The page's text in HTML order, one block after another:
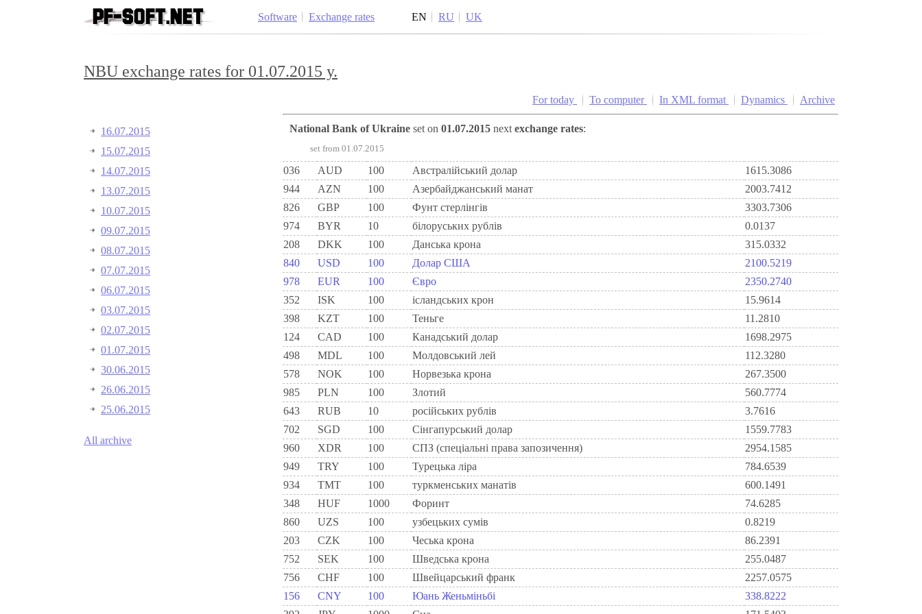
Software Exchange rates EN RU UK
NBU exchange rates for 01.07.2015 y.
16.07.2015
15.07.2015
14.07.2015
13.07.2015
10.07.2015
09.07.2015
08.07.2015
07.07.2015
06.07.2015
03.07.2015
02.07.2015
01.07.2015
30.06.2015
26.06.2015
25.06.2015
All archive
For today To computer In XML format Dynamics Archive
National Bank of Ukraine set on 01.07.2015 next exchange rates:
set from 01.07.2015
036 AUD 100 Австралійський долар
1615.3086
944
AZN 100 Азербайджанський манат
2003.7412
826
GBP 100 Фунт стерлінгів
3303.7306
974
BYR 10 білоруських рублів
0.0137
208
DKK 100 Данська крона
315.0332
840
USD 100 Долар США
2100.5219
978
EUR 100 Євро
2350.2740
352
ISK 100 ісландських крон
15.9614
398
KZT 100 Теньге
11.2810
124
CAD 100 Канадський долар
1698.2975
498
MDL 100 Молдовський лей
112.3280
578
NOK 100 Норвезька крона
267.3500
985
PLN 100 Злотий
560.7774
643
RUB 10 російських рублів
3.7616
702
SGD 100 Сінгапурський долар
1559.7783
960
XDR 100 СПЗ (спеціальні права запозичення)
2954.1585
949
TRY 100 Турецька ліра
784.6539
934
TMT 100 туркменських манатів
600.1491
348
HUF 1000 Форинт
74.6285
860
UZS 100 узбецьких сумів
0.8219
203
CZK 100 Чеська крона
86.2391
752
SEK 100 Шведська крона
255.0487
756
CHF 100 Швейцарський франк
2257.0575
156
CNY 100 Юань Женьміньбі
338.8222